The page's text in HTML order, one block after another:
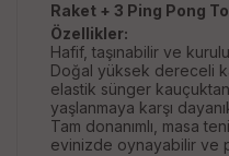
Raket + 3 Ping Pong
Özellikler:
Hafif, taşınabilir ve
Doğal yüksek dereceli
elastik sünger kauçuktan
yaşlanmaya karşı
Tam donanımlı, masa
evinizde oynayabilir ve